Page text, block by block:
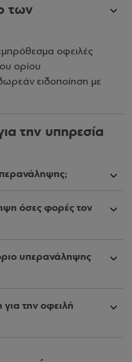
των
οφειλές
ορίου
ειδοποίηση με
την υπηρεσία
όσες φορές τον
υπερανάληψης
την οφειλή